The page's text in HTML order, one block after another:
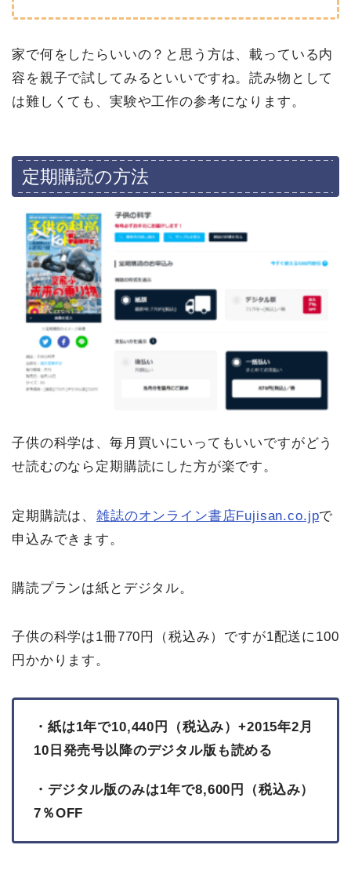
家で何をしたらいいの？と思う方は、載っている内
容を親子で試してみるといいですね。読み物として
は難しくても、実験や工作の参考になります。
定期購読の方法
子供の科学は、毎月買いにいってもいいですがどう
せ読むのなら定期購読にした方が楽です。
定期購読は、 雑誌のオンライン書店Fujisan.co.jpで
申込みできます。
購読プランは紙とデジタル。
子供の科学は1冊770円（税込み）ですが1配送に100
円かかります。
・紙は1年で10,440円（税込み）+2015年2月
10日発売号以降のデジタル版も読める
・デジタル版のみは1年で8,600円（税込み）
7％OFF